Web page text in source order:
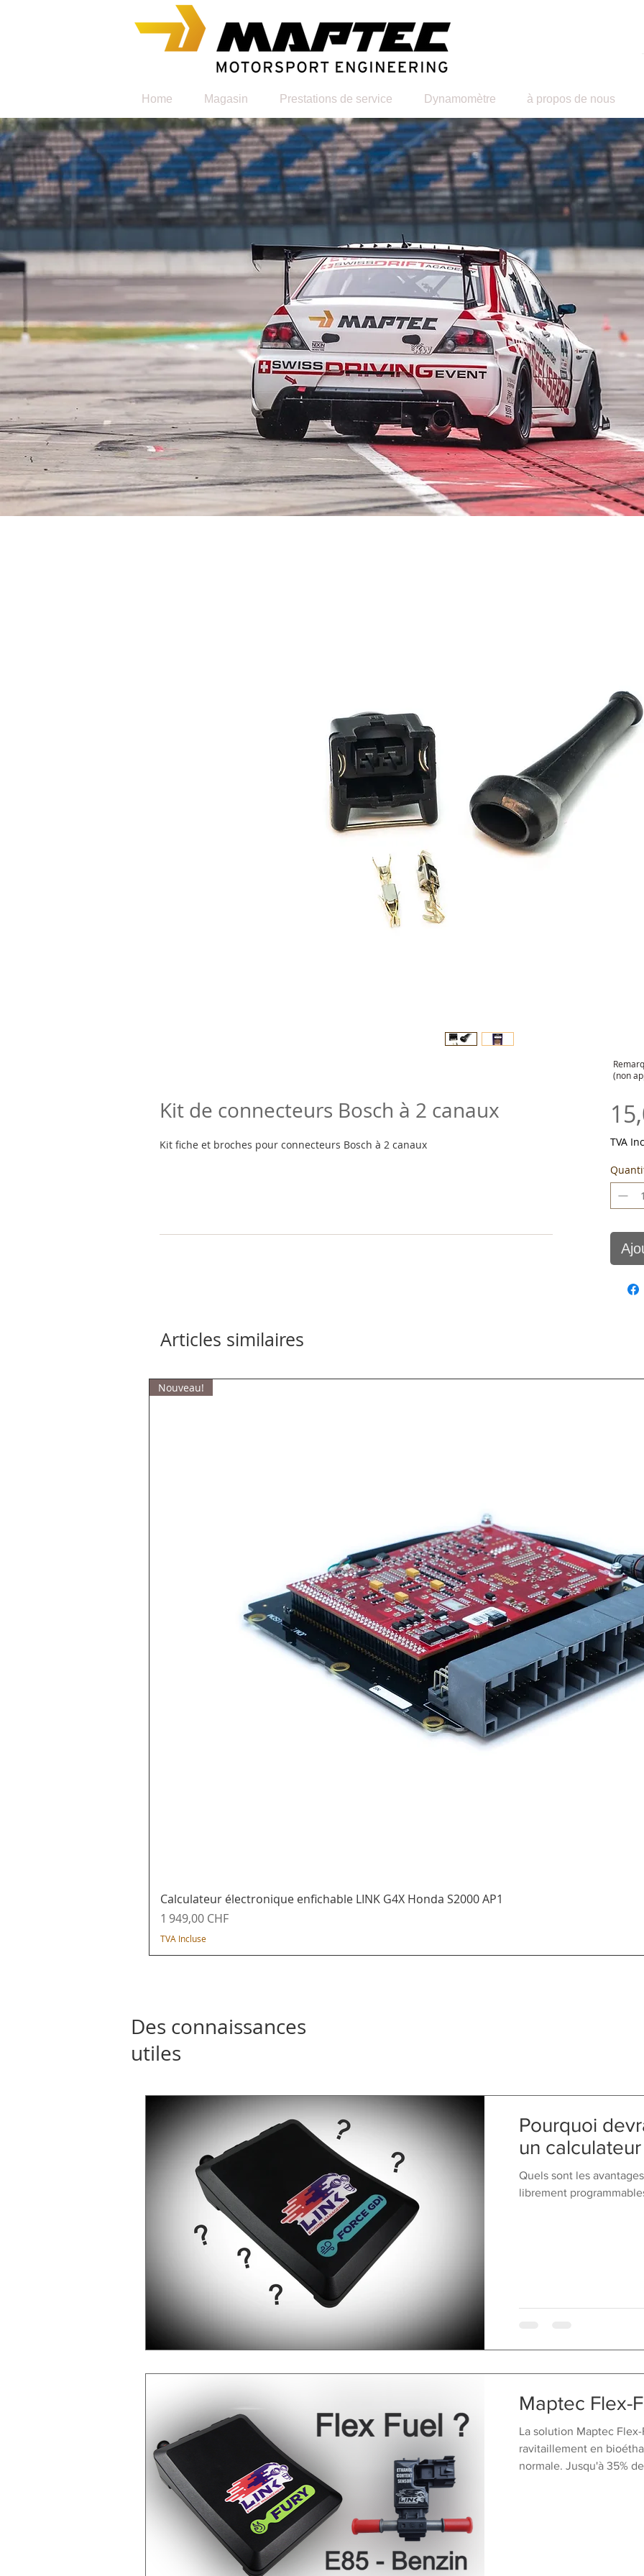
Home Magasin Prestations de service Dynamomètre à propos de nous
Kit de connecteurs Bosch à 2 canaux
Kit fiche et broches pour connecteurs Bosch à 2 canaux TVA
(non
Articles similaires
Aperçu rapide
Nouveau!
Calculateur électronique enfichable LINK G4X Honda S2000 AP1
Prix
1 949,00 CHF
TVA Incluse
Des connaissances
utiles
Pourquoi
un
Quels sont les
librement
Maptec Flex-
La solution Maptec
ravitaillement en
normale. Jusqu'à 35%